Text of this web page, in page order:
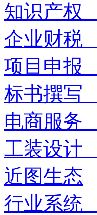
知识产
企业财
项目申
标书撰
电商服
工装设
近图生态
行业系